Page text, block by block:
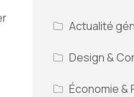
Actualité
Design &
Économie &